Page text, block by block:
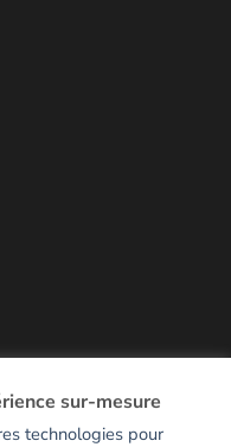
sur-mesure
technologies pour